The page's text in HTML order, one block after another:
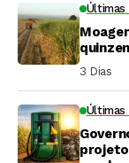
Últimas
3 Dias ⁮
Últimas